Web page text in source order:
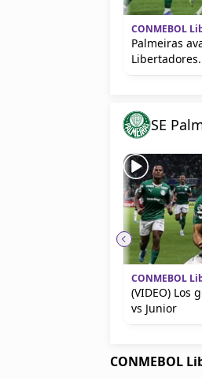
CONMEBOL
Palmeiras
SE
CONMEBOL
(VIDEO) Los
vs Junior
CONMEBOL